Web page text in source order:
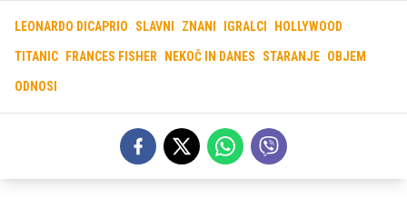
LEONARDO DICAPRIO SLAVNI ZNANI IGRALCI HOLLYWOOD
TITANIC FRANCES FISHER NEKOČ IN DANES STARANJE OBJEM
ODNOSI